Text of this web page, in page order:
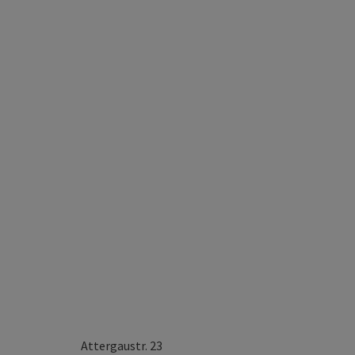
Attergaustr. 23